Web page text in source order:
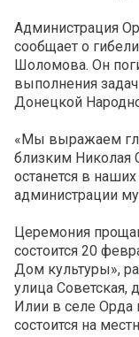
Администрация
сообщает о
Шоломова. Он
выполнения
Донецкой
«Мы выражаем
близким Николая
останется в
администрации
Церемония
состоится 20
Дом культуры»,
улица Советская,
Илии в селе Орда
состоится на